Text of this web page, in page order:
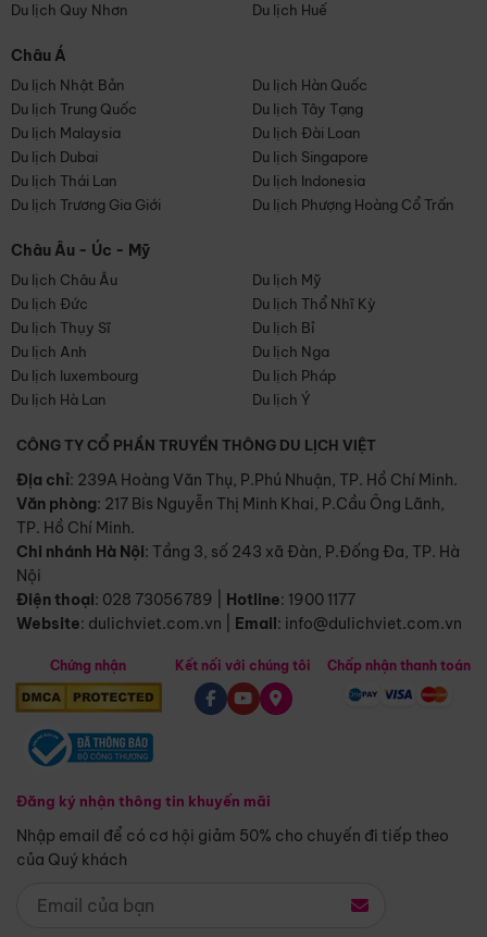
Du lịch Quy Nhơn
Du lịch Huế
Châu Á
Du lịch Nhật Bản
Du lịch Hàn Quốc
Du lịch Trung Quốc
Du lịch Tây Tạng
Du lịch Malaysia
Du lịch Đài Loan
Du lịch Dubai
Du lịch Singapore
Du lịch Thái Lan
Du lịch Indonesia
Du lịch Trương Gia Giới
Du lịch Phượng Hoàng Cổ Trấn
Châu Âu - Úc - Mỹ
Du lịch Châu Âu
Du lịch Mỹ
Du lịch Đức
Du lịch Thổ Nhĩ Kỳ
Du lịch Thụy Sĩ
Du lịch Bỉ
Du lịch Anh
Du lịch Nga
Du lịch luxembourg
Du lịch Pháp
Du lịch Hà Lan
Du lịch Ý
CÔNG TY CỔ PHẦN TRUYỀN THÔNG DU LỊCH VIỆT
Địa chỉ: 239A Hoàng Văn Thụ, P.Phú Nhuận, TP. Hồ Chí Minh.
Văn phòng: 217 Bis Nguyễn Thị Minh Khai, P.Cầu Ông Lãnh,
TP. Hồ Chí Minh.
Chi nhánh Hà Nội: Tầng 3, số 243 xã Đàn, P.Đống Đa, TP. Hà
Nội
Điện thoại: 028 73056789 Hotline: 1900 1177
Website: dulichviet.com.vn Email: info@dulichviet.com.vn
Chứng nhận
Đăng ký nhận thông tin khuyến mãi
Nhập email để có cơ hội giảm 50% cho chuyến đi tiếp theo
của Quý khách
Kết nối với chúng tôi Chấp nhận thanh toán